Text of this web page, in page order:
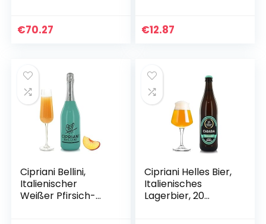
Lt in Holzkiste
€70.27
200 Ml
€12.87
Cipriani Bellini,
Italienischer
Weißer Pfirsich-
Cipriani Helles Bier,
Italienisches
Lagerbier, 20